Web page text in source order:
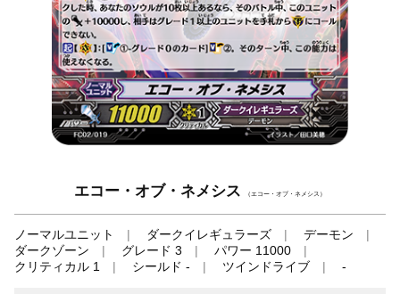
エコー・オブ・ネメシス （エコー・オブ・ネメシス）
ノーマルユニット ダークイレギュラーズ
デーモン
ダークゾーン
グレード 3
パワー 11000
クリティカル 1
シールド - ツインドライブ -